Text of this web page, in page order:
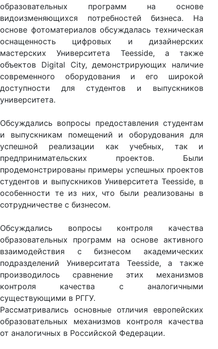
образовательных программ на основе
видоизменяющихся потребностей бизнеса. На
основе фотоматериалов обсуждалась техническая
оснащенность цифровых и дизайнерских
мастерских Университета Teesside, а также
объектов Digital City, демонстрирующих наличие
современного оборудования и его широкой
доступности для студентов и выпускников
университета.
Обсуждались вопросы предоставления студентам
и выпускникам помещений и оборудования для
успешной реализации как учебных, так и
предпринимательских проектов. Были
продемонстрированы примеры успешных проектов
студентов и выпускников УниверситетаTeesside, в
особенности те из них, что были реализованы в
сотрудничестве с бизнесом.
Обсуждались вопросы контроля качества
образовательных программ на основе активного
взаимодействия с бизнесом академических
подразделений Университата Teesside, а также
производилось сравнение этих механизмов
контроля качества с аналогичными
существующими в РГГУ.
Рассматривались основные отличия европейских
образовательных механизмов контроля качества
от аналогичных в Российской Федерации.